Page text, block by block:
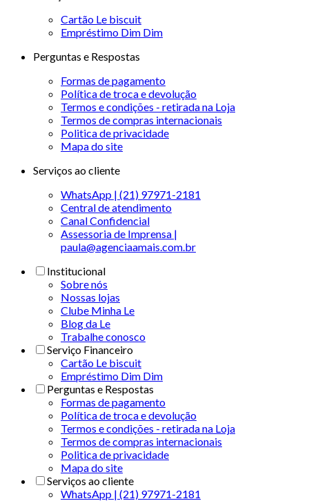
Cartão Le biscuit
Empréstimo Dim Dim
Perguntas e Respostas
Formas de pagamento
Política de troca e devolução
Termos e condições - retirada na Loja
Termos de compras internacionais
Politica de privacidade
Mapa do site
Serviços ao cliente
WhatsApp | (21) 97971-2181
Central de atendimento
Canal Confidencial
Assessoria de Imprensa |
paula@agenciaamais.com.br
Institucional
Sobre nós
Nossas lojas
Clube Minha Le
Blog da Le
Trabalhe conosco
Serviço Financeiro
Cartão Le biscuit
Empréstimo Dim Dim
Perguntas e Respostas
Formas de pagamento
Política de troca e devolução
Termos e condições - retirada na Loja
Termos de compras internacionais
Politica de privacidade
Mapa do site
Serviços ao cliente
WhatsApp | (21) 97971-2181